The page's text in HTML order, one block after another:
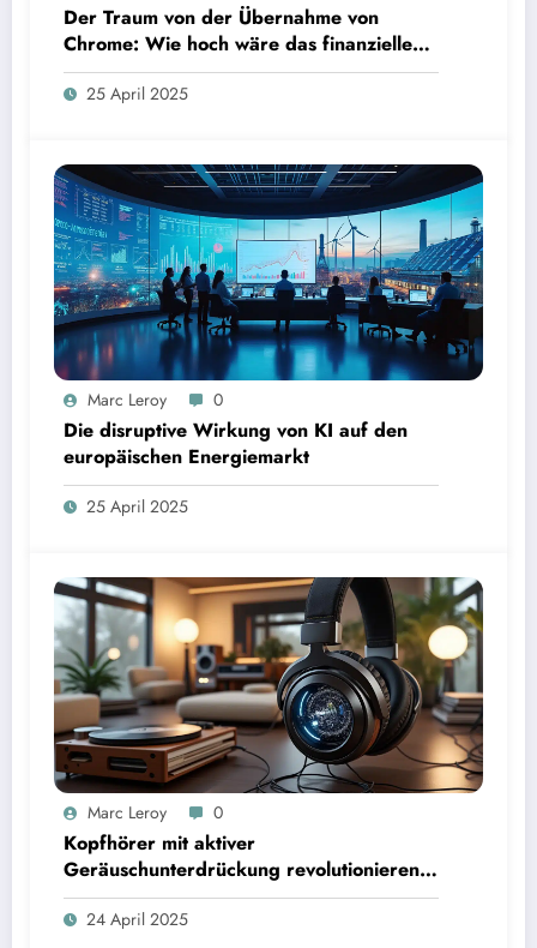
Der Traum von der Übernahme von
Chrome: Wie hoch wäre das finanzielle
Risiko?
25 April 2025
Marc Leroy 0
Die disruptive Wirkung von KI auf den
europäischen Energiemarkt
25 April 2025
Marc Leroy 0
Kopfhörer mit aktiver
Geräuschunterdrückung revolutionieren
das Hörerlebnis für anspruchsvolle
Audiophile.
24 April 2025